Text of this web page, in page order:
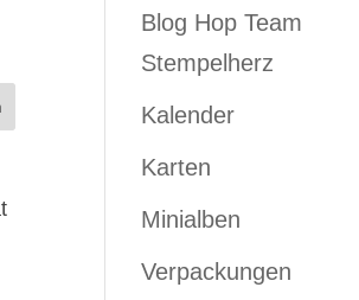
Blog Hop Team
Stempelherz
Kalender
Karten
Minialben
Verpackungen